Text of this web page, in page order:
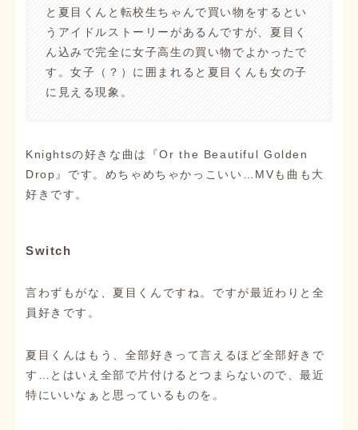
と夏目くんと転校生ちゃんで買い物をするとい
うアイドルストーリーがあるんですが、夏目く
ん込みで完全に女子高生の買い物でよかったで
す。女子（？）に囲まれると夏目くんも女の子
に見える現象。
Knightsの好きな曲は『Or the Beautiful Golden
Drop』です。めちゃめちゃかっこいい…MVも曲も大
好きです。
Switch
言わずもがな、夏目くんですね。ですが最近わりと全
員好きです。
夏目くんはもう、全部好きって言えるほど全部好きで
す…とはいえ全部で片付けるとつまらないので、最近
特にいいなぁと思っているものを。